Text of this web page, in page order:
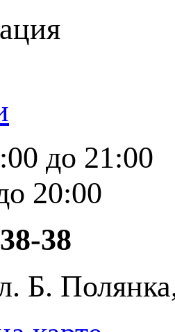
до 21:00
20:00
38
Б.